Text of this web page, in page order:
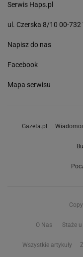
Serwis Haps.pl
ul. Czerska 8/10 00-732
Napisz do nas
Facebook
Mapa serwisu
Gazeta.pl
O Nas Staże
Wszystkie artykuły